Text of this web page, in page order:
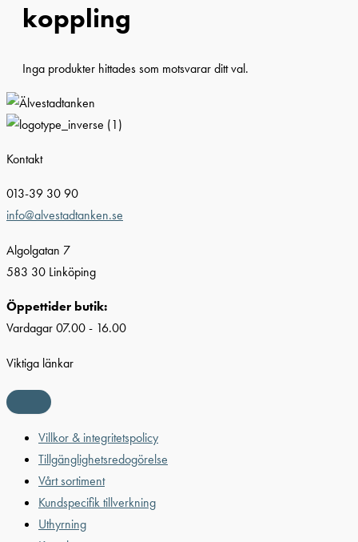
koppling
Inga produkter hittades som motsvarar ditt val.
Kontakt
013-39 30 90
info@alvestadtanken.se
Algolgatan 7
583 30 Linköping
Öppettider butik:
Vardagar 07.00 - 16.00
Viktiga länkar
Villkor & integritetspolicy
Tillgänglighetsredogörelse
Vårt sortiment
Kundspecifik tillverkning
Uthyrning